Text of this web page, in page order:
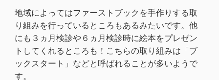
地域によってはファーストブックを手作りする取
り組みを行っているところもあるみたいです。他
にも３ヵ月検診や６ヵ月検診時に絵本をプレゼン
トしてくれるところも！こちらの取り組みは「ブ
ックスタート」などと呼ばれることが多いようで
す。